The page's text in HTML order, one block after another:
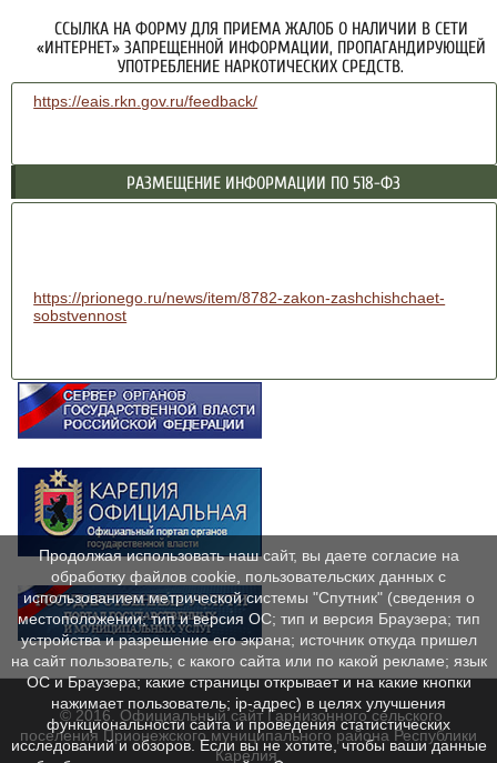
ССЫЛКА НА ФОРМУ ДЛЯ ПРИЕМА ЖАЛОБ О НАЛИЧИИ В СЕТИ
«ИНТЕРНЕТ» ЗАПРЕЩЕННОЙ ИНФОРМАЦИИ, ПРОПАГАНДИРУЮЩЕЙ
УПОТРЕБЛЕНИЕ НАРКОТИЧЕСКИХ СРЕДСТВ.
https://eais.rkn.gov.ru/feedback/
РАЗМЕЩЕНИЕ ИНФОРМАЦИИ ПО 518-ФЗ
https://prionego.ru/news/item/8782-zakon-zashchishchaet-
sobstvennost
© 2016. Официальный сайт Гарнизонного сельского
поселения Прионежского муниципального района Республики
Карелия.
Продолжая использовать наш сайт, вы даете согласие на
обработку файлов cookie, пользовательских данных с
использованием метрической системы "Спутник" (сведения о
местоположении; тип и версия ОС; тип и версия Браузера; тип
устройства и разрешение его экрана; источник откуда пришел
на сайт пользователь; с какого сайта или по какой рекламе; язык
ОС и Браузера; какие страницы открывает и на какие кнопки
нажимает пользователь; ip-адрес) в целях улучшения
функциональности сайта и проведения статистических
исследований и обзоров. Если вы не хотите, чтобы ваши данные